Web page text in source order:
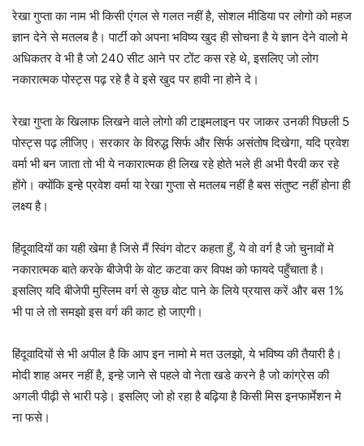
रेखा गुप्ता का नाम भी किसी एंगल से गलत नहीं है, सोशल मीडिया पर लोगो को महज
ज्ञान देने से मतलब है। पार्टी को अपना भविष्य खुद ही सोचना है ये ज्ञान देने वालो मे
अधिकतर वे भी है जो 240 सीट आने पर टोंट कस रहे थे, इसलिए जो लोग
नकारात्मक पोस्ट्स पढ़ रहे है वे इसे खुद पर हावी ना होने दे।
रेखा गुप्ता के खिलाफ लिखने वाले लोगो की टाइमलाइन पर जाकर उनकी पिछली 5
पोस्ट्स पढ़ लीजिए। सरकार के विरुद्ध सिर्फ और सिर्फ असंतोष दिखेगा, यदि प्रवेश
वर्मा भी बन जाता तो भी ये नकारात्मक ही लिख रहे होते भले ही अभी पैरवी कर रहे
होंगे। क्योंकि इन्हे प्रवेश वर्मा या रेखा गुप्ता से मतलब नहीं है बस संतुष्ट नहीं होना ही
लक्ष्य है।
हिंदूवादियों का यही खेमा है जिसे मैं स्विंग वोटर कहता हुँ, ये वो वर्ग है जो चुनावों मे
नकारात्मक बाते करके बीजेपी के वोट कटवा कर विपक्ष को फायदे पहुँचाता है।
इसलिए यदि बीजेपी मुस्लिम वर्ग से कुछ वोट पाने के लिये प्रयास करें और बस 1%
भी पा ले तो समझो इस वर्ग की काट हो जाएगी।
हिंदूवादियों से भी अपील है कि आप इन नामो मे मत उलझो, ये भविष्य की तैयारी है।
मोदी शाह अमर नहीं है, इन्हे जाने से पहले वो नेता खडे करने है जो कांग्रेस की
अगली पीढ़ी से भारी पड़े। इसलिए जो हो रहा है बढ़िया है किसी मिस इनफार्मेशन मे
ना फसे।